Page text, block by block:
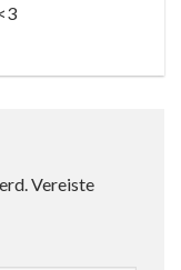
Vereiste